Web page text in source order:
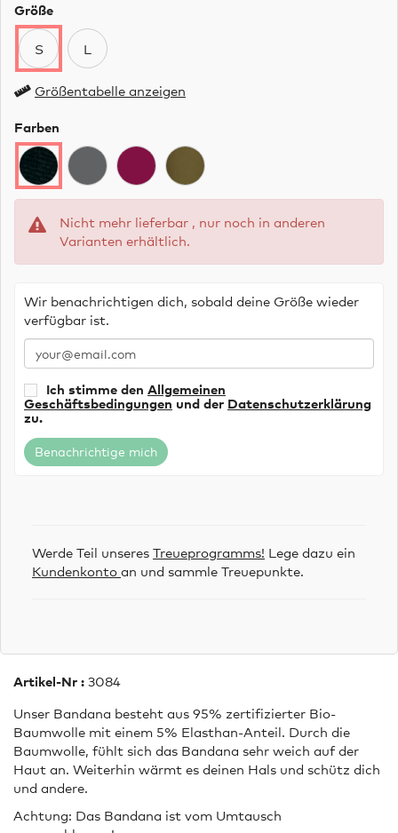
Größe
S L
Größentabelle anzeigen
Farben
Nicht mehr lieferbar , nur noch in anderen
Varianten erhältlich.
Wir benachrichtigen dich, sobald deine Größe wieder
verfügbar ist.
Ich stimme den Allgemeinen
Geschäftsbedingungen und der Datenschutzerklärung
zu.
Benachrichtige mich
Werde Teil unseres Treueprogramms! Lege dazu ein
Kundenkonto an und sammle Treuepunkte.
Artikel-Nr : 3084
Unser Bandana besteht aus 95% zertifizierter Bio-
Baumwolle mit einem 5% Elasthan-Anteil. Durch die
Baumwolle, fühlt sich das Bandana sehr weich auf der
Haut an. Weiterhin wärmt es deinen Hals und schütz dich
und andere.
Achtung: Das Bandana ist vom Umtausch